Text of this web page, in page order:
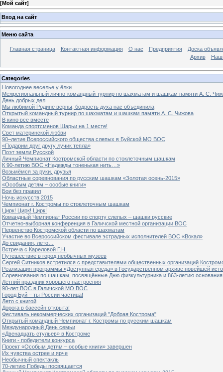
[Мой сайт]
Вход на сайт
Меню сайта
Главная страница Контактная информация О нас Предприятия
Доска
Архив
Categories
Новогоднее веселье у ёлки
Межрегиональный лично-командный турнир по шахматам и шашкам памяти А. С.
День добрых дел
Мы любимой Родине верны, бодрость духа нас объединила
Открытый командный турнир по шахматам и шашкам памяти А. С. Чижова
В кино все вместе
Команда спортсменов Шарьи на 1 месте!
Свет материнской любви
90–летие Всероссийского общества слепых в Буйской МО ВОС
«Подарим друг другу лучик тепла»
Поэт земли Русской
Личный Чемпионат Костромской области по стоклеточным шашкам
К 90-летию ВОС «Надежды тоненькая нить…»
Возьмёмся за руки, друзья
Областные соревнования по русским шашкам «Золотая осень-2015»
«Особым детям – особые книги»
Бои без правил
Ночь искусств 2015
Чемпионат г. Костромы по стоклеточным шашкам
Цирк! Цирк! Цирк!
Командный Чемпионат России по спорту слепых – шашки русские
Отчетно-выборная конференция в Галичской местной организации ВОС
Первенство Костромской области по шахматам
Участие во Всероссийском фестивале эстрадных исполнителей ВОС «Вокал»
До свидания, лето…
Встреча с Кареловой Г.Н.
Путешествие в город необычных музеев
Сергей Ситников встретился с представителями общественных организаций
Реализация программы «Доступная среда» в Государственном архиве новейшей
Соревнования по шашкам, посвящённые Дню физкультурника и 863-летию основания
Летний праздник хорошего настроения
90-лет ВОС в Галичской МО ВОС
Город Буй – ты России частица!
Лето с книгой
Дорога в бассейн открыта!
Фестиваль некоммерческих организаций "Добрая Кострома"
Открытый командный Чемпионат г. Костромы по русским шашкам
Международный День семьи
«Двенадцать стульев» в Костроме
Книги - победители конкурса
Проект «Особым детям – особые книги» завершен
Их чувства острее и ярче
Необычный спектакль
70-летию Победы посвящается